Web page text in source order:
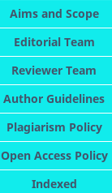
Aims and Scope
Editorial Team
Reviewer Team
Author Guidelines
Plagiarism Policy
Open Access Policy
Indexed